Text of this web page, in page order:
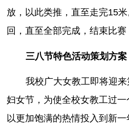
放，以此类推，直至走完15
回，直至全部完成，结束比赛
三八节特色活动策划方案
我校广大女教工即将迎来
妇女节，为使全校女教工过一
以更加饱满的热情投入到新一